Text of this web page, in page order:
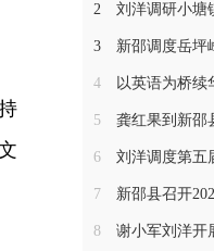
2 刘洋调研小塘镇经济
3 新邵调度岳坪
4 以英语为桥续华夏文脉 以赛场为镜促
5 龚红果到新邵
6 刘洋调度第五届
7 新邵县召开
8 谢小军刘洋开